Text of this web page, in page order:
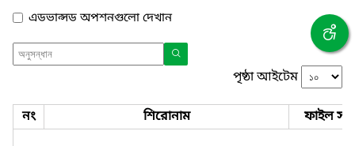
এডভান্সড অপশনগুলো দেখান
পৃষ্ঠা আইটেম
নং শিরোনাম ফাইল